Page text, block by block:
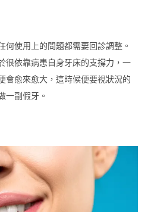
何使用上的問題都需要回診調整。
很依靠病患自身牙床的支撐力，一
會愈來愈大，這時候便要視狀況的
一副假牙。